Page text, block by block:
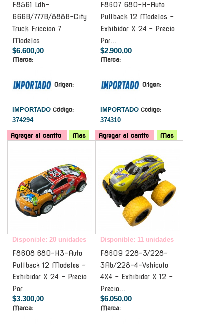
F8561 Ldh-
666B/777B/888B-City
Truck Friccion 7
Modelos
$6.600,00
Marca:
Origen:
IMPORTADO Código:
374294
Agregar al carrito Mas
F8607 680-H-Auto
Pullback 12 Modelos -
Exhibidor X 24 - Precio
Por...
$2.900,00
Marca:
Origen:
IMPORTADO Código:
374310
Agregar al carrito
Mas
Disponible: 20 unidades
F8608 680-H3-Auto
Pullback 12 Modelos -
Exhibidor X 24 - Precio
Por...
$3.300,00
Marca:
Disponible: 11 unidades
F8609 228-3/228-
3Ab/228-4-Vehiculo
4X4 - Exhibidor X 12 -
Precio...
$6.050,00
Marca: